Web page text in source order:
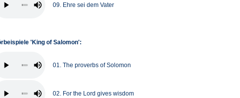
09. Ehre sei dem Vater
'King of Salomon':
01. The proverbs of Solomon
02. For the Lord gives wisdom